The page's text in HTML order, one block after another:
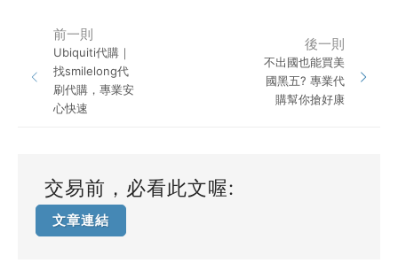
前一則
Ubiquiti代購｜
找smilelong代
刷代購，專業安
心快速
後一則
不出國也能買美
國黑五? 專業代
購幫你搶好康
交易前，必看此文喔:
文章連結